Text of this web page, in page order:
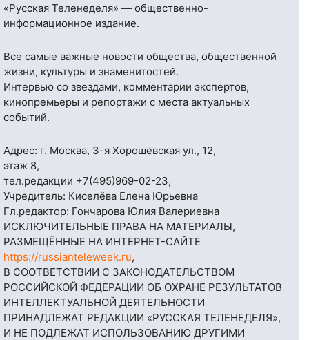
«Русская Теленеделя» — общественно-
информационное издание.
Все самые важные новости общества, общественной
жизни, культуры и знаменитостей.
Интервью со звездами, комментарии экспертов,
кинопремьеры и репортажи с места актуальных
событий.
Адрес: г. Москва, 3-я Хорошёвская ул., 12,
этаж 8,
тел.редакции +7(495)969-02-23,
Учредитель: Киселёва Елена Юрьевна
Гл.редактор: Гончарова Юлия Валериевна
ИСКЛЮЧИТЕЛЬНЫЕ ПРАВА НА МАТЕРИАЛЫ,
РАЗМЕЩЁННЫЕ НА ИНТЕРНЕТ-САЙТЕ
https://russianteleweek.ru,
В СООТВЕТСТВИИ С ЗАКОНОДАТЕЛЬСТВОМ
РОССИЙСКОЙ ФЕДЕРАЦИИ ОБ ОХРАНЕ РЕЗУЛЬТАТОВ
ИНТЕЛЛЕКТУАЛЬНОЙ ДЕЯТЕЛЬНОСТИ
ПРИНАДЛЕЖАТ РЕДАКЦИИ «РУССКАЯ ТЕЛЕНЕДЕЛЯ»,
И НЕ ПОДЛЕЖАТ ИСПОЛЬЗОВАНИЮ ДРУГИМИ